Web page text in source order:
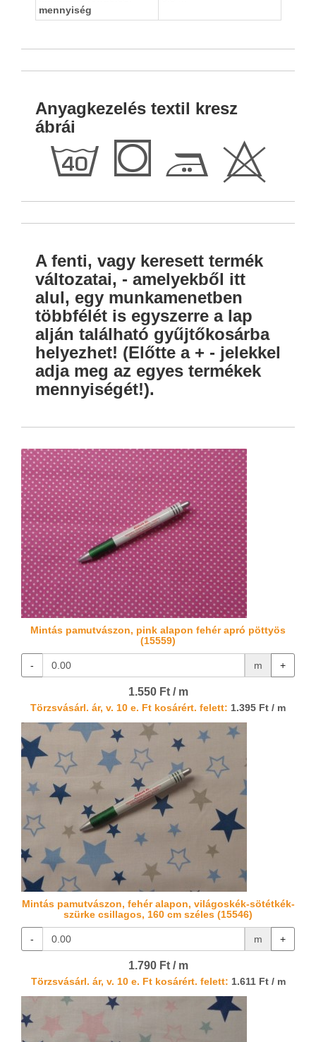
mennyiség
Anyagkezelés textil kresz
ábrái
h Q E H
A fenti, vagy keresett termék
változatai, - amelyekből itt
alul, egy munkamenetben
többfélét is egyszerre a lap
alján található gyűjtőkosárba
helyezhet! (Előtte a + - jelekkel
adja meg az egyes termékek
mennyiségét!).
Mintás pamutvászon, pink alapon fehér apró pöttyös
(15559)
- m +
1.550 Ft / m
Törzsvásárl. ár, v. 10 e. Ft kosárért. felett: 1.395 Ft / m
Mintás pamutvászon, fehér alapon, világoskék-sötétkék-
szürke csillagos, 160 cm széles (15546)
- m +
1.790 Ft / m
Törzsvásárl. ár, v. 10 e. Ft kosárért. felett: 1.611 Ft / m